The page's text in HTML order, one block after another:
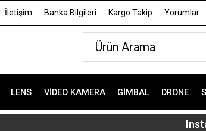
İletişim Banka Bilgileri Kargo Takip Yorumlar
LENS VIDEO KAMERA GIMBAL DRONE